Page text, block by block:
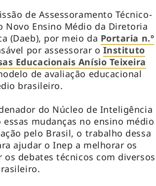
de Assessoramento Técnico-
Novo Ensino Médio da Diretoria
(Daeb), por meio da Portaria n.º
por assessorar o Instituto
Educacionais Anísio Teixeira
de avaliação educacional
brasileiro.
do Núcleo de Inteligência
essas mudanças no ensino médio
pelo Brasil, o trabalho dessa
ajudar o Inep a melhorar os
debates técnicos com diversos